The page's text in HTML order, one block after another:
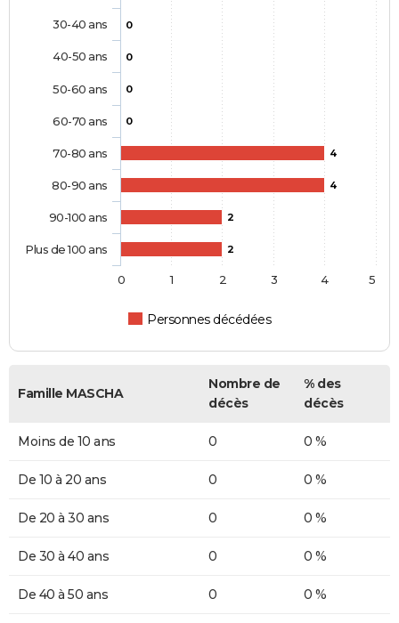
0
0
0
0
4
4
2
2
Personnes décédées
30-40 ans
40-50 ans
50-60 ans
60-70 ans
70-80 ans
80-90 ans
90-100 ans
Plus de 100 ans
0 1 2 3 4 5
Famille MASCHA
Nombre de
décès
% des
décès
Moins de 10 ans 0 0 %
De 10 à 20 ans 0 0 %
De 20 à 30 ans 0 0 %
De 30 à 40 ans 0 0 %
De 40 à 50 ans 0 0 %